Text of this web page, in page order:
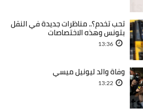
تحب تخدم؟.. مناظرات جديدة في النقل
بتونس وهذه الاختصاصات
13:36
وفاة والد ليونيل ميسي
13:22